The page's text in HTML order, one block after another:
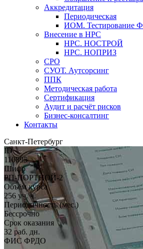
Аккредитация
Периодическая
ИОМ. Тестирование
Внесение в НРС
НРС. НОСТРОЙ
НРС. НОПРИЗ
СРО
СУОТ. Аутсорсинг
ППК
Методическая работа
Сертификация
Аудит и расчёт рисков
Бизнес-консалтинг
Контакты
Санкт-Петербург
ID
110895
Шифр
РП-ПОРТНОЙ-2
Объём курса
256 уч. ч.
Периодичность (мес.)
Бессрочно
Срок оказания
32 раб. дн.
ФИС ФРДО